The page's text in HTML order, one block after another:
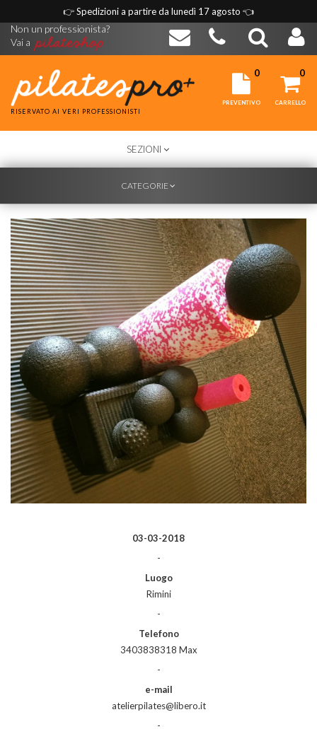
👉Spedizioni a partire da lunedì 17 agosto 👈
Non un professionista?
Vai a
RISERVATO AI VERI PROFESSIONISTI
0
PREVENTIVO
0
CARRELLO
TOGGLE
NAVIGATION
SEZIONI
TOGGLE
CATEGORIE
03-03-2018
-
Luogo
Rimini
-
Telefono
3403838318 Max
-
e-mail
atelierpilates@libero.it
-